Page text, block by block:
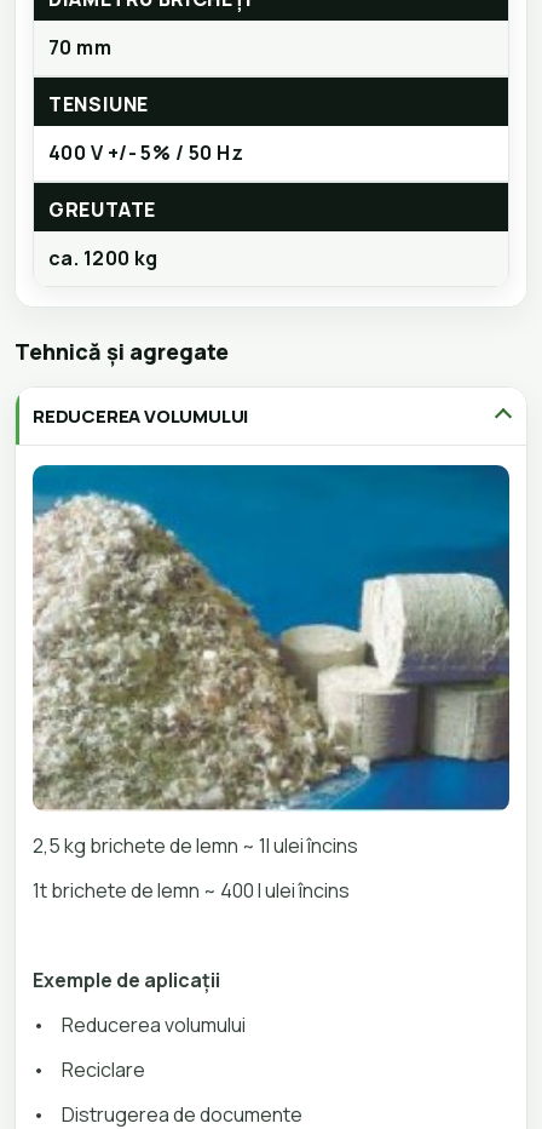
70 mm
TENSIUNE
400 V +/- 5% / 50 Hz
GREUTATE
ca. 1200 kg
Tehnică și agregate
REDUCEREA VOLUMULUI
2,5 kg brichete de lemn ~ 1l ulei încins
1t brichete de lemn ~ 400 l ulei încins
Exemple de aplicații
•
Reducerea volumului
•
Reciclare
•
Distrugerea de documente